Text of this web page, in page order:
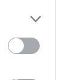
bekerülni az
blogger